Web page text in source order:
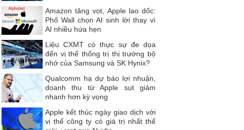
Amazon tăng vọt, Apple lao dốc:
Phố Wall chọn AI sinh lời thay vì
AI nhiều hứa hẹn
Liệu CXMT có thực sự đe dọa
đến vị thế thống trị thị trường bộ
nhớ của Samsung và SK Hynix?
Qualcomm hạ dự báo lợi nhuận,
doanh thu từ Apple sụt giảm
nhanh hơn kỳ vọng
Apple kết thúc ngày giao dịch với
vị thế công ty có giá trị nhất thế